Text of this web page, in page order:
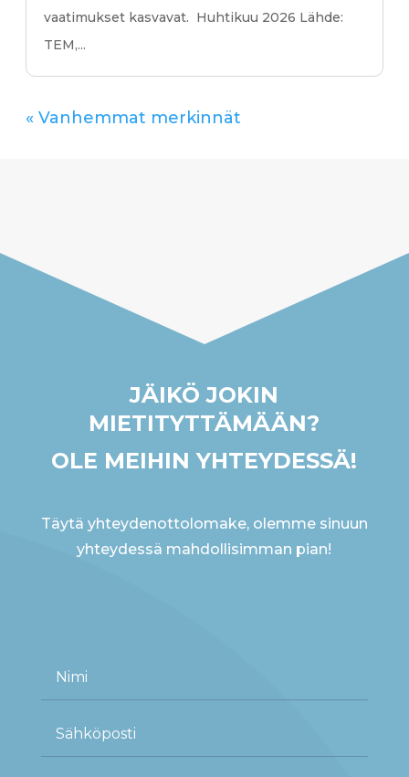
vaatimukset kasvavat. Huhtikuu 2026 Lähde:
TEM,...
« Vanhemmat merkinnät
JÄIKÖ JOKIN
MIETITYTTÄMÄÄN?
OLE MEIHIN YHTEYDESSÄ!
Täytä yhteydenottolomake, olemme sinuun
yhteydessä mahdollisimman pian!